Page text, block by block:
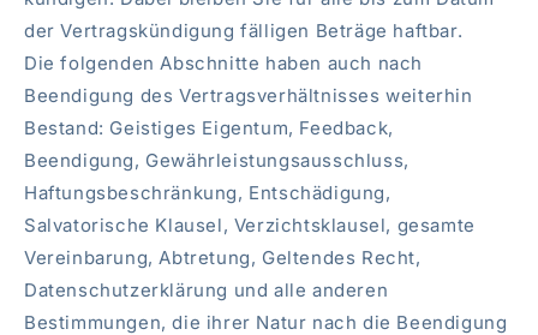
der Vertragskündigung fälligen Beträge haftbar.
Die folgenden Abschnitte haben auch nach
Beendigung des Vertragsverhältnisses weiterhin
Bestand: Geistiges Eigentum, Feedback,
Beendigung, Gewährleistungsausschluss,
Haftungsbeschränkung, Entschädigung,
Salvatorische Klausel, Verzichtsklausel, gesamte
Vereinbarung, Abtretung, Geltendes Recht,
Datenschutzerklärung und alle anderen
Bestimmungen, die ihrer Natur nach die Beendigung